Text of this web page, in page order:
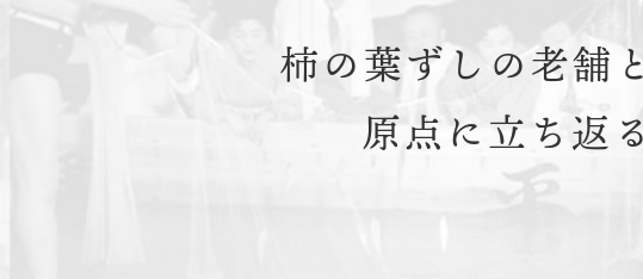
柿の葉ずしの老舗
原点に立ち返る